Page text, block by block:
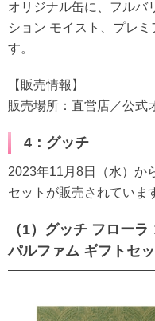
オリジナル缶に、フルバ
ション モイスト、プレ
す。
【販売情報】
販売場所：直営店／公式
4：グッチ
2023年11月8日（水）か
セットが販売されていま
（1）グッチ フロー
パルファム ギフトセ